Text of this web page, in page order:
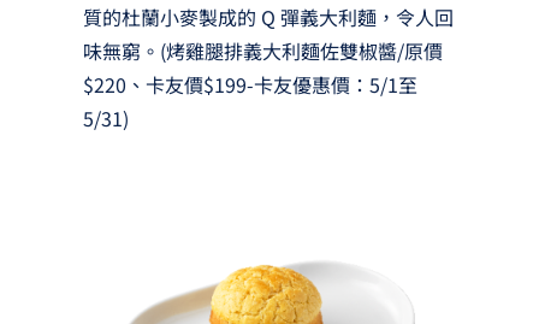
質的杜蘭小麥製成的 Q 彈義大利麵，令人回
味無窮。(烤雞腿排義大利麵佐雙椒醬/原價
$220、卡友價$199-卡友優惠價：5/1至
5/31)